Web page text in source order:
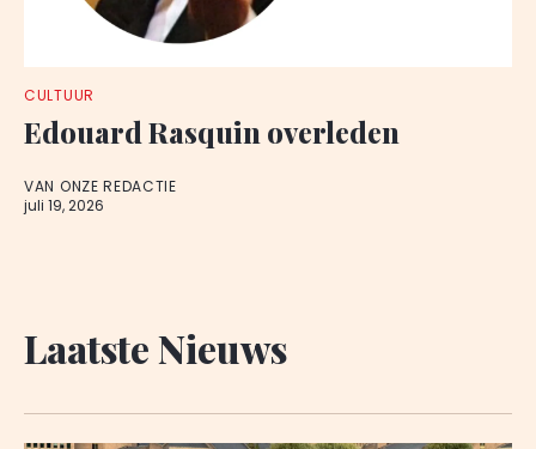
CULTUUR
Edouard Rasquin overleden
VAN ONZE REDACTIE
juli 19, 2026
Laatste Nieuws